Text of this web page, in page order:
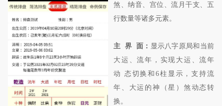
煞、纳音、宫位、流月干支、五
行数量等诸多元素。
主 界 面： 显示八字原局和当前
大运、流年，实现大运、流年
动 态切换和6柱显示，支持流
年、大运的神（星）煞动态转
换。